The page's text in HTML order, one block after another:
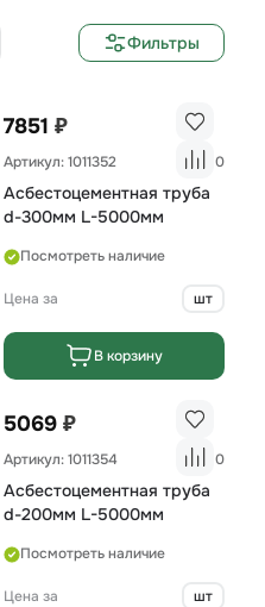
Фильтры
7851 ₽
Артикул: 1011352 0
Асбестоцементная труба
d-300мм L-5000мм
Посмотреть наличие
Цена за шт
В корзину
5069 ₽
Артикул: 1011354 0
Асбестоцементная труба
d-200мм L-5000мм
Посмотреть наличие
Цена за шт